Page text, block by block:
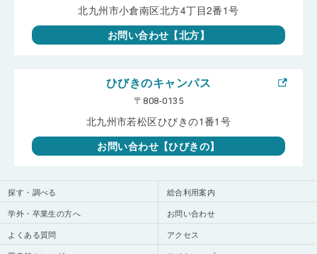
探す・調べる
総合利用案内
学外・卒業生の方へ
お問い合わせ
よくある質問
アクセス
北九州市小倉南区北方4丁目2番1号
お問い合わせ【北方】
ひびきのキャンパス
〒808-0135
北九州市若松区ひびきの1番1号
お問い合わせ【ひびきの】